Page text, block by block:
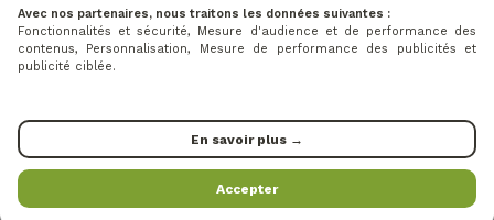
GARMIN - MONTRE
APPROACH S70 47MM
NOIRE
VOS AVIS
Avec nos partenaires, nous traitons les données suivantes :
Fonctionnalités et sécurité, Mesure d'audience et de performance des
contenus, Personnalisation, Mesure de performance des publicités et
publicité ciblée.
En savoir plus →
Accepter